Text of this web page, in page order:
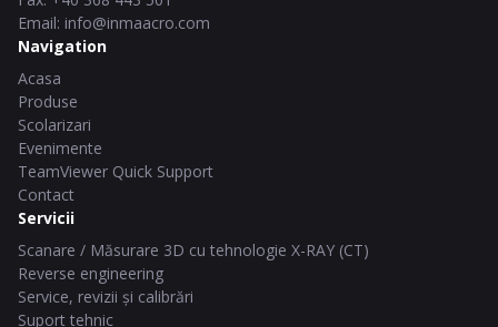
Email: info@inmaacro.com
Navigation
Acasa
Produse
Scolarizari
Evenimente
TeamViewer Quick Support
Contact
Servicii
Scanare / Măsurare 3D cu tehnologie X-RAY (CT)
Reverse engineering
Service, revizii și calibrări
Suport tehnic